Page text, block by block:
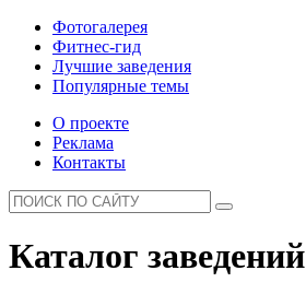
Фотогалерея
Фитнес-гид
Лучшие заведения
Популярные темы
О проекте
Реклама
Контакты
Каталог заведений